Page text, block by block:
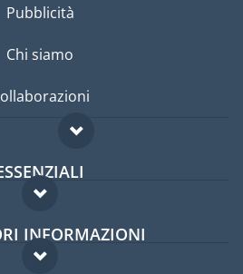
Pubblicità
Chi siamo
per expat
per expat
INFORMAZIONI
frequenti